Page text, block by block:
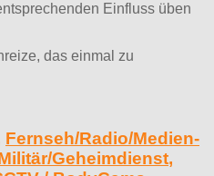
Einfluss üben
das einmal zu
Fernseh/Radio/Medien-
Geheimdienst,